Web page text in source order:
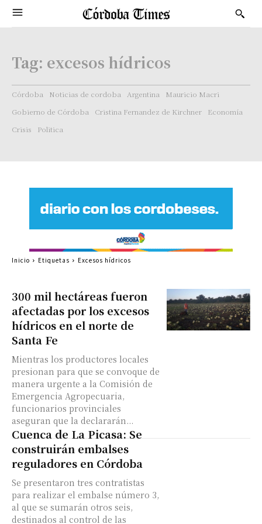
Tag: excesos hídricos
Córdoba Noticias de cordoba Argentina
Mauricio Macri
Gobierno de Córdoba
Cristina Fernandez de Kirchner
Economía
Crisis
Politica
300 mil hectáreas fueron
afectadas por los excesos
hídricos en el norte de
Santa Fe
Mientras los productores locales
presionan para que se convoque de
manera urgente a la Comisión de
Emergencia Agropecuaria,
funcionarios provinciales
aseguran que la declararán...
Cuenca de La Picasa: Se
construirán embalses
reguladores en Córdoba
Se presentaron tres contratistas
para realizar el embalse número 3,
al que se sumarán otros seis,
destinados al control de las
Inicio Etiquetas Excesos hídricos